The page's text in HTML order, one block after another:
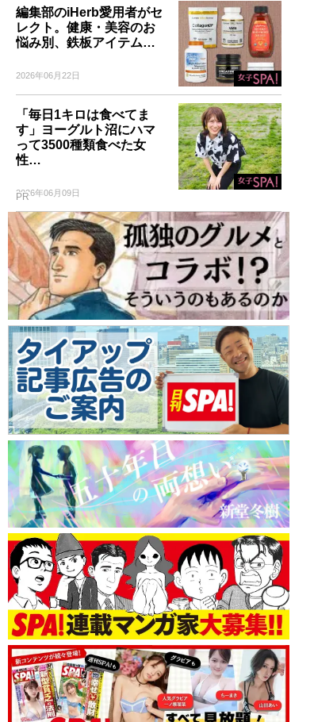
編集部のiHerb愛用者がセ
レクト。健康・美容のお
悩み別、鉄板アイテム…
2026年06月22日
「毎日1キロは食べてま
す」ヨーグルト沼にハマ
って3500種類食べた女
性…
2026年06月09日
PR